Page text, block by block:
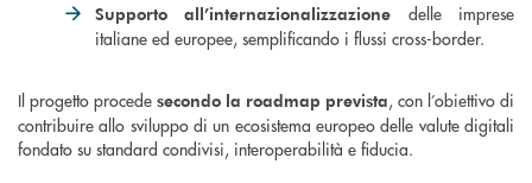
Supporto all’internazionalizzazione delle imprese
italiane ed europee, semplificando i flussi cross-border.
Il progetto procede secondo la roadmap prevista, con l’obiettivo di
contribuire allo sviluppo di un ecosistema europeo delle valute digitali
fondato su standard condivisi, interoperabilità e fiducia.